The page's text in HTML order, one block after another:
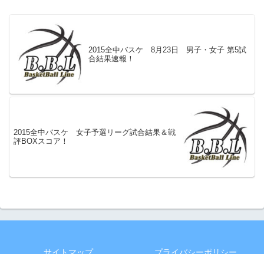
2015全中バスケ 8月23日 男子・女子 第5試
合結果速報！
2015全中バスケ 女子予選リーグ試合結果＆戦
評BOXスコア！